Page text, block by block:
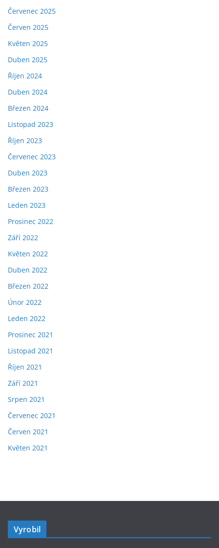
Červenec 2025
Červen 2025
Květen 2025
Duben 2025
Říjen 2024
Duben 2024
Březen 2024
Listopad 2023
Říjen 2023
Červenec 2023
Duben 2023
Březen 2023
Leden 2023
Prosinec 2022
Září 2022
Květen 2022
Duben 2022
Březen 2022
Únor 2022
Leden 2022
Prosinec 2021
Listopad 2021
Říjen 2021
Září 2021
Srpen 2021
Červenec 2021
Červen 2021
Květen 2021
Vyrobil